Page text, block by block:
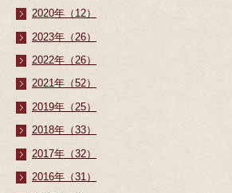
2020年（12）
2023年（26）
2022年（26）
2021年（52）
2019年（25）
2018年（33）
2017年（32）
2016年（31）